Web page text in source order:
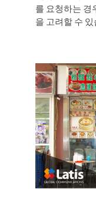
를 요청하는 경
을 고려할 수 있